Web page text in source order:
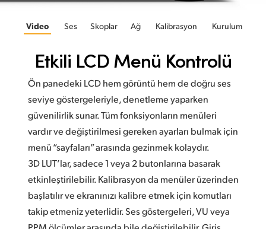
Video Ses Skoplar Ağ Kalibrasyon Kurulum
Etkili LCD Menü Kontrolü
Ön panedeki LCD hem görüntü hem de doğru ses
seviye göstergeleriyle, denetleme yaparken
güvenilirlik sunar. Tüm fonksiyonların menüleri
vardır ve değiştirilmesi gereken ayarları bulmak için
menü “sayfaları” arasında gezinmek kolaydır.
3D LUT’lar, sadece 1 veya 2 butonlarına basarak
etkinleştirilebilir. Kalibrasyon da menüler üzerinden
başlatılır ve ekranınızı kalibre etmek için komutları
takip etmeniz yeterlidir. Ses göstergeleri, VU veya